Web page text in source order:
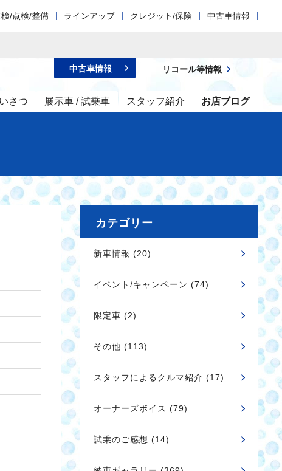
/点検/整備 ラインアップ クレジット/保険 中古車情報
さつ 展示車 / 試乗車 スタッフ紹介 お店ブログ
中古車情報 リコール等情報
カテゴリー
新車情報 (20)
イベント/キャンペーン (74)
限定車 (2)
その他 (113)
スタッフによるクルマ紹介 (17)
オーナーズボイス (79)
試乗のご感想 (14)